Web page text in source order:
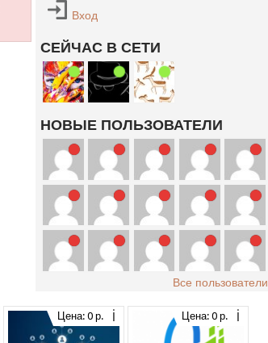
Вход
СЕЙЧАС В СЕТИ
НОВЫЕ ПОЛЬЗОВАТЕЛИ
Все пользователи
Цена: 0 р. Цена: 0 р.